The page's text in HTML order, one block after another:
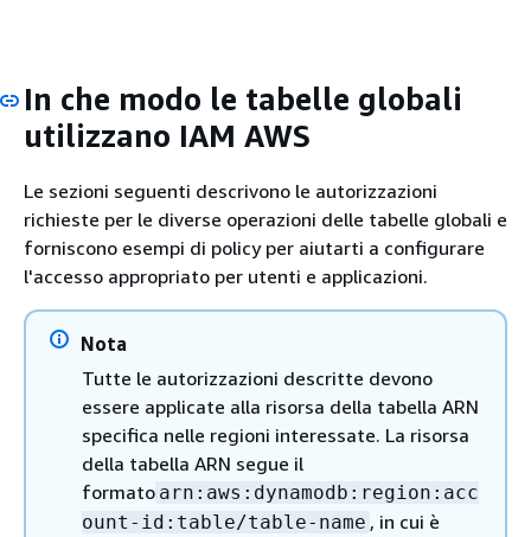
In che modo le tabelle globali
utilizzano IAM AWS
Le sezioni seguenti descrivono le autorizzazioni
richieste per le diverse operazioni delle tabelle globali e
forniscono esempi di policy per aiutarti a configurare
l'accesso appropriato per utenti e applicazioni.
Nota
Tutte le autorizzazioni descritte devono
essere applicate alla risorsa della tabella ARN
specifica nelle regioni interessate. La risorsa
della tabella ARN segue il
formato arn:aws:dynamodb:region:acc
ount-id:table/table-name , in cui è